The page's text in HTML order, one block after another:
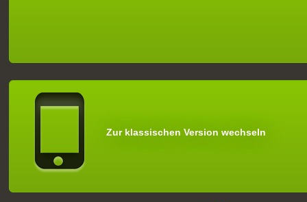
Zur klassischen Version wechseln